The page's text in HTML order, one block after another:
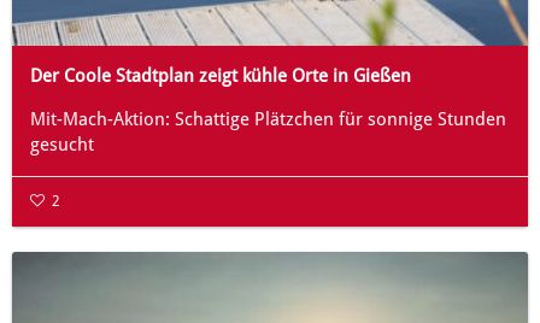
Der Coole Stadtplan zeigt kühle Orte in Gießen
Mit-Mach-Aktion: Schattige Plätzchen für sonnige Stunden
gesucht
2